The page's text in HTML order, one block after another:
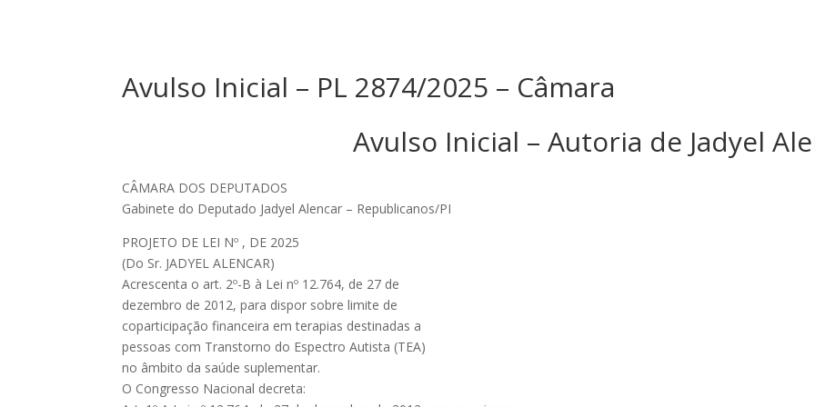
Avulso Inicial – PL 2874/2025 – Câmara
Avulso Inicial – Autoria de Jadyel
CÂMARA DOS DEPUTADOS
Gabinete do Deputado Jadyel Alencar – Republicanos/PI
PROJETO DE LEI Nº , DE 2025
(Do Sr. JADYEL ALENCAR)
Acrescenta o art. 2º-B à Lei nº 12.764, de 27 de
dezembro de 2012, para dispor sobre limite de
coparticipação financeira em terapias destinadas a
pessoas com Transtorno do Espectro Autista (TEA)
no âmbito da saúde suplementar.
O Congresso Nacional decreta: